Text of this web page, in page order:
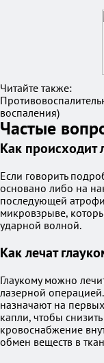
Читайте также:
воспаления)
Частые
Как происходит
Если говорить
основано либо на
последующей
микровзрыве,
ударной волной.
Как лечат
Глаукому можно
лазерной
назначают на
капли, чтобы
кровоснабжение
обмен веществ в